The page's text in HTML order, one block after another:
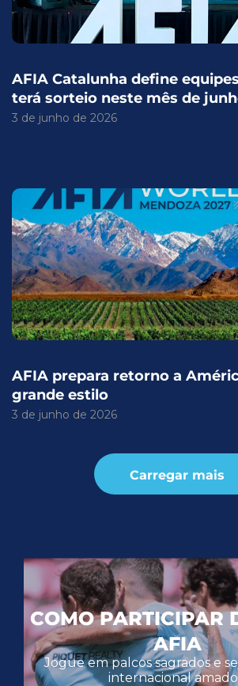
AFIA Catalunha define
terá sorteio neste mês de
3 de junho de 2026
AFIA prepara retorno a
grande estilo
3 de junho de 2026
Carregar mais
COMO PARTICIPAR
AFIA
Jogue em palcos sagrados e
internacional